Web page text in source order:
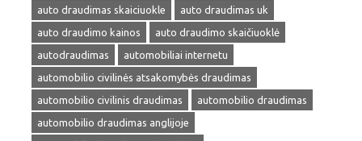
auto draudimas skaiciuokle
auto draudimas uk
auto draudimo kainos
auto draudimo skaičiuoklė
autodraudimas
automobiliai internetu
automobilio civilinės atsakomybės draudimas
automobilio civilinis draudimas
automobilio draudimas
automobilio draudimas anglijoje